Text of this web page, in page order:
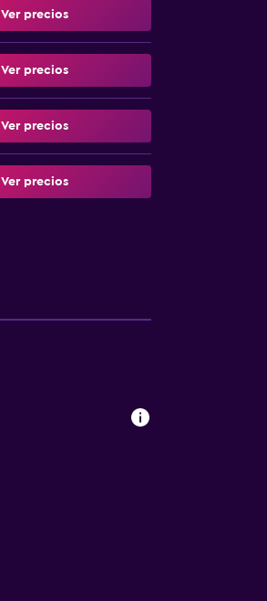
Ver precios
Ver precios
Ver precios
Ver precios